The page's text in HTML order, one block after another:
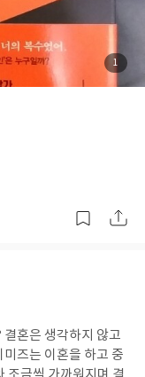
한 잘릴 일이 없는 1인
않고 도전할 수 있다
하고 서툴지만 정소
전하며 사는 모든 청
받아 나 역시도 아직
에 더욱 성실하게 임
겠다는 생각을 해보
에 신작 '죄인이 기도
었던 저지먼트와 같
실적인 소설이었다. 1
기심을 자극하며 시
타와 과거 학교폭력
이스케 라는 남성의
족들의 감당할 수 없
해자 학생과 자식을
며 현재도 진행중인
남긴다. 도키타
는 미스터리한 존재
지만 그럼에도 불구하
맞추며 과연 나는 그
있다고 하면서도 역
첨
부
사
1
즈는 이혼을 하고 중